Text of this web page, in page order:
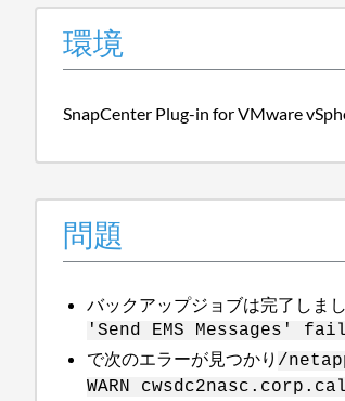
環境
SnapCenter Plug-in for VMware
問題
バックアップジョブは完了しま
'Send EMS Messages'
で次のエラーが見つかり /
WARN